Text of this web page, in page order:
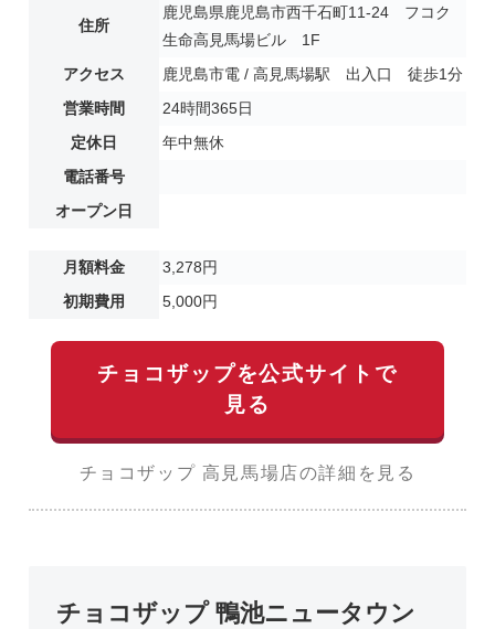
住所
鹿児島県鹿児島市西千石町11-24 フコク
生命高見馬場ビル 1F
アクセス
鹿児島市電 / 高見馬場駅 出入口 徒歩1分
営業時間
24時間365日
定休日
年中無休
電話番号
オープン日
月額料金
3,278円
初期費用
5,000円
チョコザップを公式サイトで
見る
チョコザップ 高見馬場店の詳細を見る
チョコザップ 鴨池ニュータウン